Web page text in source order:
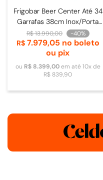
Frigobar Beer Center Até 34
Garrafas 38cm Inox/Porta
de Vidro - 4093840009
R$13.990,00 -40%
R$ 7.979,05 no boleto
ou pix
ou R$ 8.399,00em até10x de
R$ 839,90